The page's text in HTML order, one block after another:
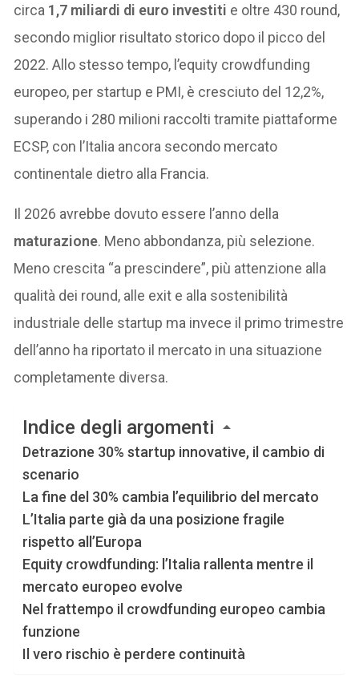
circa 1,7 miliardi di euro investiti e oltre 430 round,
secondo miglior risultato storico dopo il picco del
2022. Allo stesso tempo, l’equity crowdfunding
europeo, per startup e PMI, è cresciuto del 12,2%,
superando i 280 milioni raccolti tramite piattaforme
ECSP, con l’Italia ancora secondo mercato
continentale dietro alla Francia.
Il 2026 avrebbe dovuto essere l’anno della
maturazione. Meno abbondanza, più selezione.
Meno crescita “a prescindere”, più attenzione alla
qualità dei round, alle exit e alla sostenibilità
industriale delle startup ma invece il primo trimestre
dell’anno ha riportato il mercato in una situazione
completamente diversa.
Indice degli argomenti
Detrazione 30% startup innovative, il cambio di
scenario
La fine del 30% cambia l’equilibrio del mercato
L’Italia parte già da una posizione fragile
rispetto all’Europa
Equity crowdfunding: l’Italia rallenta mentre il
mercato europeo evolve
Nel frattempo il crowdfunding europeo cambia
funzione
Il vero rischio è perdere continuità